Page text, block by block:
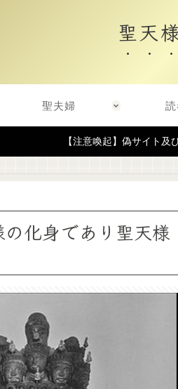
聖天
聖夫婦
【注意喚起】偽サイト
化身であり聖天